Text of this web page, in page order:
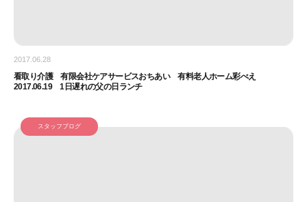
2017.06.28
看取り介護 有限会社ケアサービスおちあい 有料老人ホーム彩べえ
2017.06.19 1日遅れの父の日ランチ
スタッフブログ